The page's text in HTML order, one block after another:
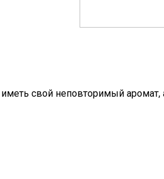
свой неповторимый аромат,